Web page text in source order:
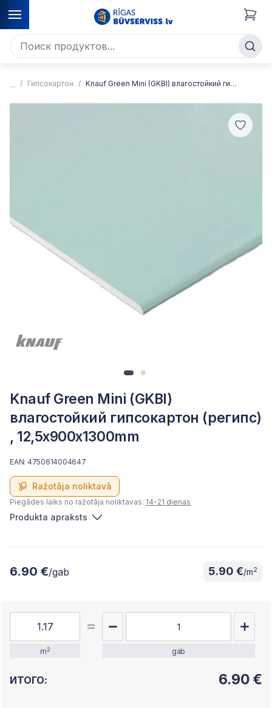
Гипсокартон Knauf Green Mini (GKBI) влагостойкий гипсокартон (регипс)
Knauf Green Mini (GKBI)
влагостойкий гипсокартон (регипс)
, 12,5x900x1300mm
Ražotāja noliktavā
EAN: 4750614004647
Piegādes laiks no ražotāja noliktavas: 14-21 dienas
Produkta apraksts
6.90 €/gab 5.90 €/m2
m2 gab
ИТОГО: 6.90 €